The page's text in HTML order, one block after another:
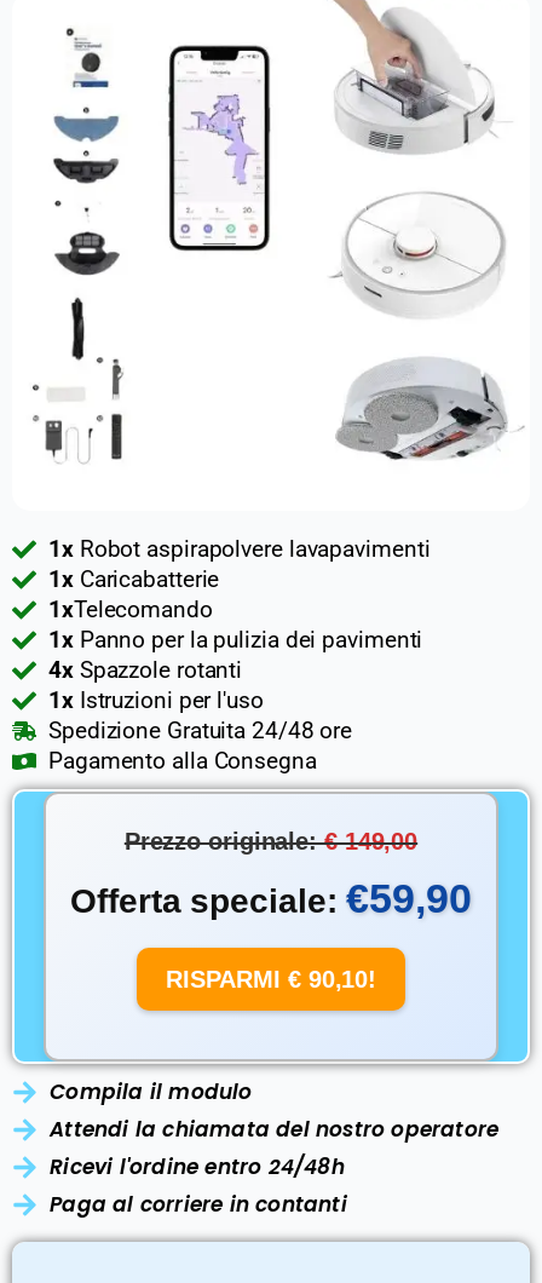
1xRobot aspirapolvere lavapavimenti
1xCaricabatterie
1xTelecomando
1xPanno per la pulizia dei pavimenti
4xSpazzole rotanti
1xIstruzioni per l'uso
Spedizione Gratuita 24/48 ore
Pagamento alla Consegna
Prezzo originale:€ 149,00
Offerta speciale:€59,90
RISPARMI € 90,10!
Compila il modulo
Attendi la chiamata del nostro operatore
Ricevi l'ordine entro 24/48h
Paga al corriere in contanti